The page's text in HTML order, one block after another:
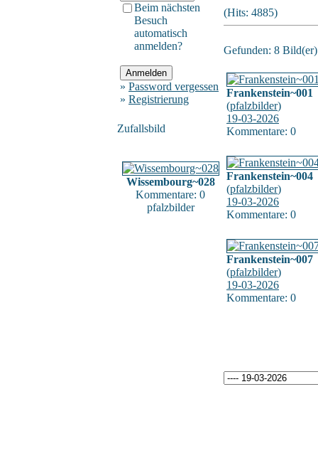
Beim nächsten
Besuch
automatisch
anmelden?
» Password vergessen
» Registrierung
Zufallsbild
Wissembourg~028
Kommentare: 0
pfalzbilder
(Hits: 4885)
Gefunden: 8
Frankenstein~001
(pfalzbilder)
19-03-2026
Kommentare: 0
Frankenstein~004
(pfalzbilder)
19-03-2026
Kommentare: 0
Frankenstein~007
(pfalzbilder)
19-03-2026
Kommentare: 0